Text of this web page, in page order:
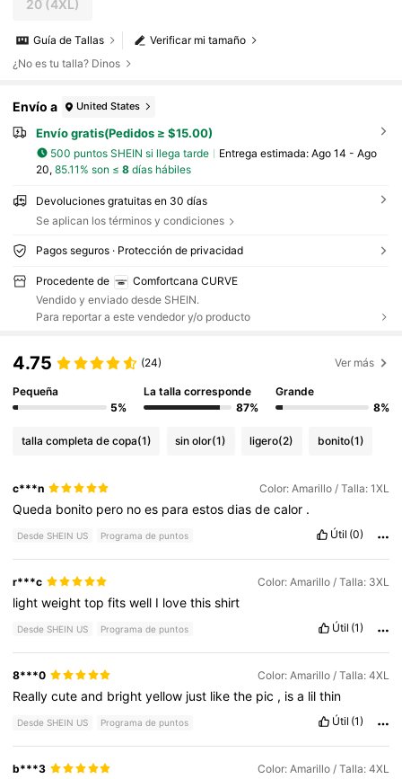
20(4XL)
Verificar mi tamaño
Guía de Tallas
¿No es tu talla? Dinos
Envío a United States
Envío gratis(Pedidos ≥ $15.00)
500 puntos SHEIN si llega tarde Entrega estimada: Ago 14 - Ago
20, 85.11% son ≤ 8días hábiles
Devoluciones gratuitas en 30 días
Se aplican los términos y condiciones
Pagos seguros · Protección de privacidad
Procedente de
Comfortcana CURVE
Vendido y enviado desde SHEIN.
Para reportar a este vendedor y/o producto
4.75 (24) Ver más
Pequeña
5%
La talla corresponde
87%
Grande
8%
talla completa de copa(1) sin olor(1) ligero(2) bonito(1)
c***n Color: Amarillo / Talla: 1XL
Queda bonito pero noes paraestosdiasdecalor .
Desde SHEIN US Programa de puntos Útil (0)
r***c Color: Amarillo / Talla: 3XL
lightweighttopfitswell I lovethisshirt
Desde SHEIN US Programa de puntos Útil (1)
8***0 Color: Amarillo / Talla: 4XL
Reallycuteand brightyellow just likethe pic , isa lilthin
Desde SHEIN US Programa de puntos Útil (1)
b***3 Color: Amarillo / Talla: 4XL